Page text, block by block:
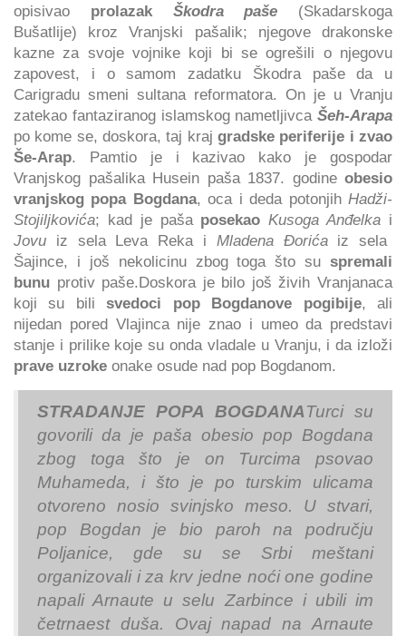
opisivao prolazak Škodra paše (Skadarskoga
Bušatlije) kroz Vranjski pašalik; njegove drakonske
kazne za svoje vojnike koji bi se ogrešili o njegovu
zapovest, i o samom zadatku Škodra paše da u
Carigradu smeni sultana reformatora. On je u Vranju
zatekao fantaziranog islamskog nametljivca Šeh-Arapa
po kome se, doskora, taj kraj gradske periferije i zvao
Še-Arap. Pamtio je i kazivao kako je gospodar
Vranjskog pašalika Husein paša 1837. godine obesio
vranjskog popa Bogdana, oca i deda potonjihHadži-
Stojiljkovića; kad je paša posekaoKusoga Anđelka i
Jovu iz sela Leva Reka i Mladena Đorićaiz sela
Šajince, i još nekolicinu zbog toga što su spremali
bunu protiv paše.Doskora je bilo još živih Vranjanaca
koji su bilisvedoci pop Bogdanove pogibije, ali
nijedan pored Vlajinca nije znao i umeo da predstavi
stanje i prilike koje su onda vladale u Vranju, i da izloži
prave uzroke onake osude nad pop Bogdanom.
STRADANJE POPA BOGDANATurci su
govorili da je paša obesio pop Bogdana
zbog toga što je on Turcima psovao
Muhameda, i što je po turskim ulicama
otvoreno nosio svinjsko meso. U stvari,
pop Bogdan je bio paroh na području
Poljanice, gde su se Srbi meštani
organizovali i za krv jedne noći one godine
napali Arnaute u selu Zarbince i ubili im
četrnaest duša. Ovaj napad na Arnaute